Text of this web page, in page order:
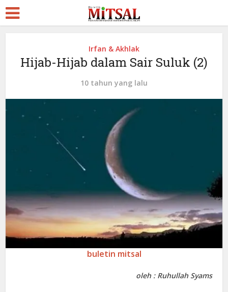
Irfan & Akhlak
Hijab-Hijab dalam Sair Suluk (2)
10 tahun yang lalu
buletin mitsal
oleh : Ruhullah Syams